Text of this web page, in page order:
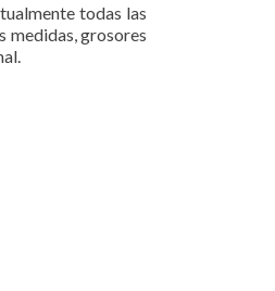
todas las
medidas, grosores